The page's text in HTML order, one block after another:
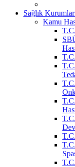
Sağlık
Kamu